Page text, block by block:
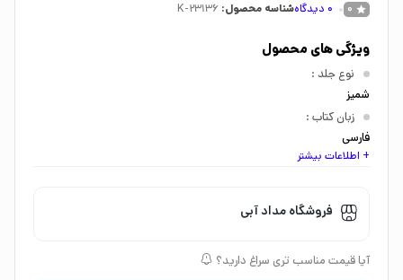
0
0 دیدگاهشناسه محصول: K-23136
ویژگی های محصول
نوع جلد :
شمیز
زبان کتاب :
فارسی
اندازه کتاب:
گروه سنی :
کودک 0 تا 3 سال
آموزش مفاهیم پایه
+ اطلاعات بیشتر
فروشگاه مداد آبی
آیا قیمت مناسب تری سراغ دارید؟